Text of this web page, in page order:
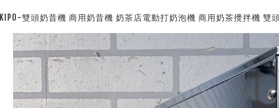
KIPO-雙頭奶昔機 商用奶昔機 奶茶店電動打奶泡機 商用奶茶攪拌機 雙